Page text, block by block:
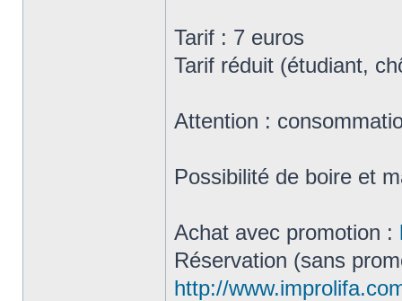
Tarif : 7 euros
Tarif réduit (étudiant,
Attention :
Possibilité de boire et
Achat avec promotion :
Réservation (sans
http://